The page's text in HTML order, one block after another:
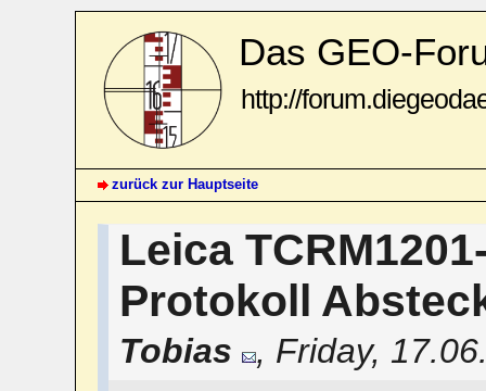
Das GEO-
http://
zurück zur Hauptseite
Leica
Protokoll
Tobias , Friday,